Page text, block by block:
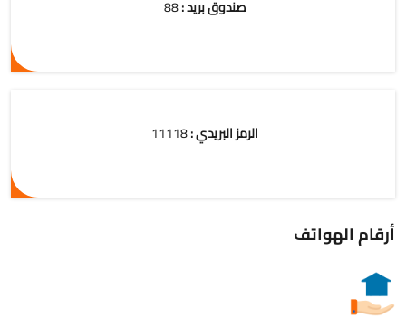
صندوق بريد :
الرمز البريدي :11118
أرقام الهواتف